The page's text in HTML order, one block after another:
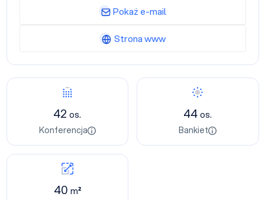
42os.
Konferencja
44os.
Bankiet
40 m²
Pokaż e-mail
Strona www